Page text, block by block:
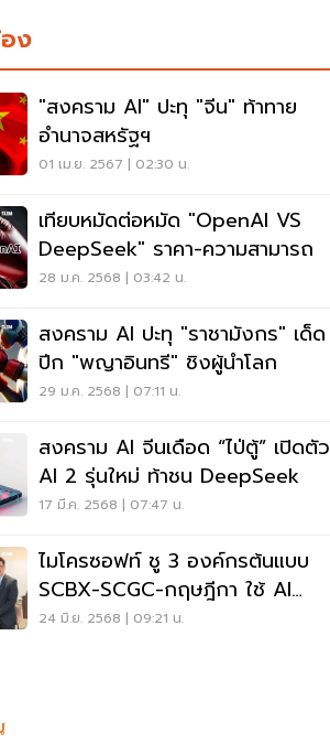
ง
"สงคราม AI" ปะทุ "จีน" ท้าทาย
อำนาจสหรัฐฯ
01 เม.ย. 2567 | 02:30 น.
เทียบหมัดต่อหมัด "OpenAI VS
DeepSeek" ราคา-ความสามารถ
28 ม.ค. 2568 | 03:42 น.
สงคราม AI ปะทุ "ราชามังกร" เด็ด
ปีก "พญาอินทรี" ชิงผู้นำโลก
29 ม.ค. 2568 | 07:11 น.
สงคราม AI จีนเดือด “ไป่ตู้” เปิดตัว
AI 2 รุ่นใหม่ ท้าชน DeepSeek
17 มี.ค. 2568 | 07:47 น.
ไมโครซอฟท์ ชู 3 องค์กรต้นแบบ
SCBX-SCGC-กฤษฎีกา ใช้ AI
เปลี่ยนวิธีทำงาน
24 มิ.ย. 2568 | 09:21 น.